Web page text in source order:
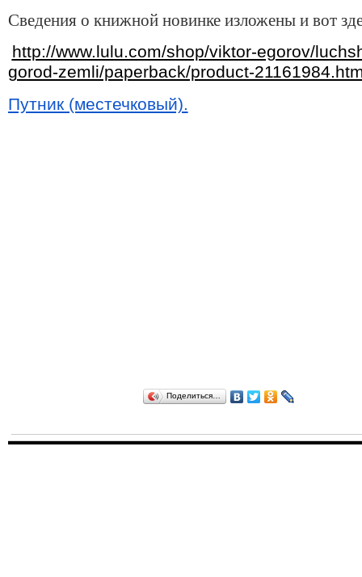
Сведения о книжной новинке изложены и вот
http://www.lulu.com/shop/viktor-egorov/
gorod-zemli/paperback/product-
Путник (местечковый).
Поделиться…